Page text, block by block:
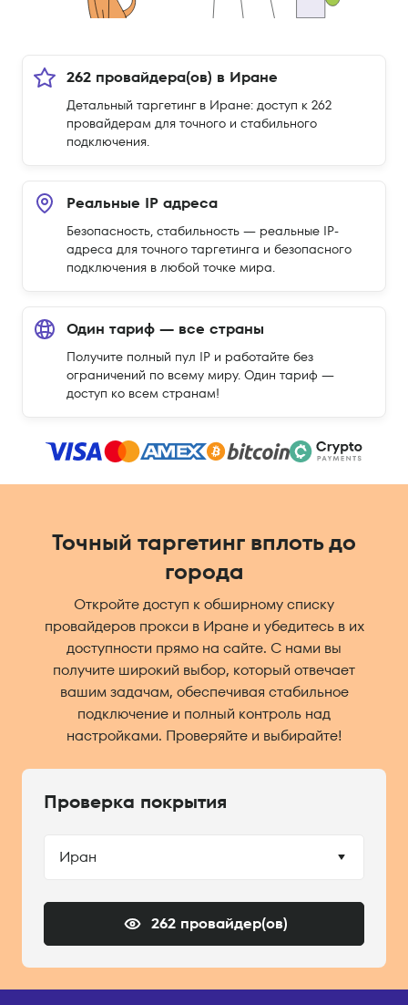
262 провайдера(ов) в Иране
Детальный таргетинг в Иране: доступ к 262
провайдерам для точного и стабильного
подключения.
Реальные IP адреса
Безопасность, стабильность — реальные IP-
адреса для точного таргетинга и безопасного
подключения в любой точке мира.
Один тариф — все страны
Получите полный пул IP и работайте без
ограничений по всему миру. Один тариф —
доступ ко всем странам!
Точный таргетинг вплоть до
города
Откройте доступ к обширному списку
провайдеров прокси в Иране и убедитесь в их
доступности прямо на сайте. С нами вы
получите широкий выбор, который отвечает
вашим задачам, обеспечивая стабильное
подключение и полный контроль над
настройками. Проверяйте и выбирайте!
Проверка покрытия
Иран
262 провайдер(ов)